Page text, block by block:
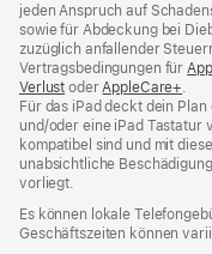
jeden Anspruch auf
sowie für Abdeckung bei
zuzüglich anfallender
Vertragsbedingungen für
Verlust (Öffnet
ein
neues
Fenster)
oderAppleCare+
ein
.
Für das iPad deckt dein
und/oder eine iPad Tastatur
kompatibel sind und mit
unabsichtliche
vorliegt.
Es können lokale
Geschäftszeiten können